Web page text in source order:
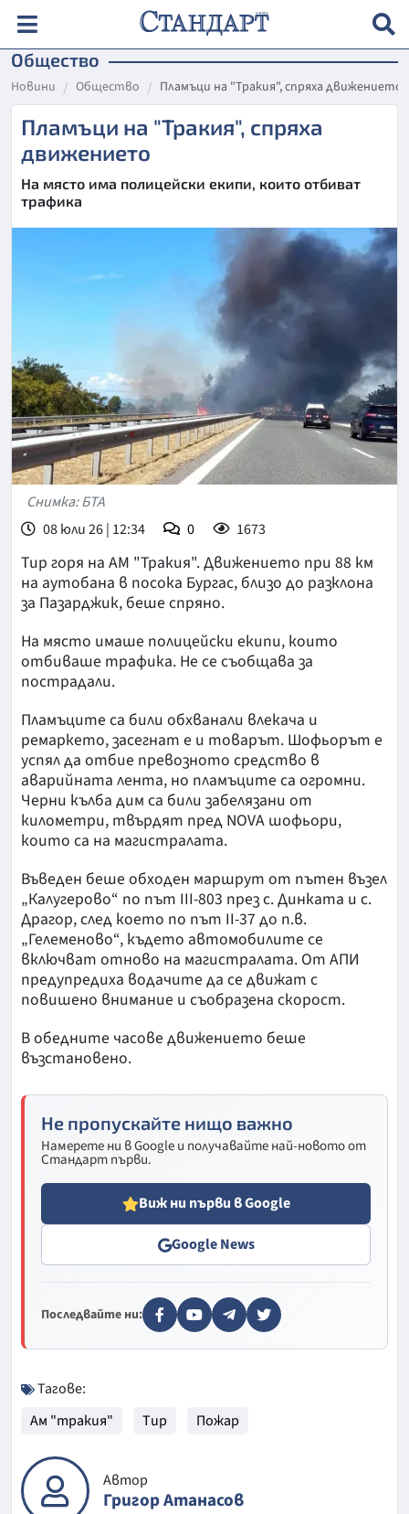
Общество
Новини Общество Пламъци на "Тракия", спряха движението
Пламъци на "Тракия", спряха
движението
На място има полицейски екипи, които отбиват
трафика
Снимка: БТА
08 юли 26 | 12:34
0 1673
Тир горя на АМ "Тракия". Движението при 88 км
на аутобана в посока Бургас, близо до разклона
за Пазарджик, беше спряно.
На място имаше полицейски екипи, които
отбиваше трафика. Не се съобщава за
пострадали.
Пламъците са били обхванали влекача и
ремаркето, засегнат е и товарът. Шофьорът е
успял да отбие превозното средство в
аварийната лента, но пламъците са огромни.
Черни кълба дим са били забелязани от
километри, твърдят пред NOVA шофьори,
които са на магистралата.
Въведен беше обходен маршрут от пътен възел
„Калугерово“ по път III-803 през с. Динката и с.
Драгор, след което по път II-37 до п.в.
„Гелеменово“, където автомобилите се
включват отново на магистралата. От АПИ
предупредиха водачите да се движат с
повишено внимание и съобразена скорост.
В обедните часове движението беше
възстановено.
Не пропускайте нищо важно
Намерете ни в Google и получавайте най-новото от
Стандарт първи.
Виж ни първи в Google
Google News
Последвайте ни:
Тагове:
Ам "тракия"
Тир Пожар
Автор
Григор Атанасов